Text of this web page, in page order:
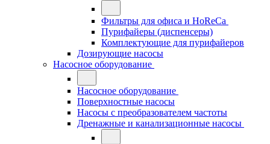
Фильтры для офиса и HoReCa
Пурифайеры (диспенсеры)
Комплектующие для пурифайеров
Дозирующие насосы
Насосное оборудование
Насосное оборудование
Поверхностные насосы
Насосы с преобразователем частоты
Дренажные и канализационные насосы